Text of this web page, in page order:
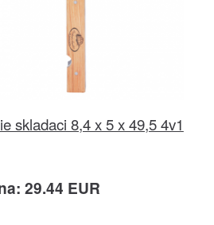
skladaci 8,4 x 5 x 49,5 4v1
29.44 EUR